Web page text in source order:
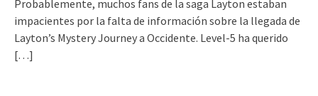
Probablemente, muchos fans de la saga Layton estaban
impacientes por la falta de información sobre la llegada de
Layton’s Mystery Journey a Occidente. Level-5 ha querido
[…]